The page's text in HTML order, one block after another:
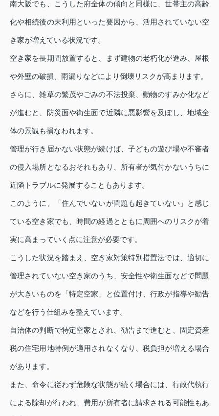
南大阪でも、こうした府全体の傾向と同様に、世帯主の高齢
化や相続後の未利用といった要因から、活用されていない空
き家が増えている状況です。
空き家を長期間放置すると、まず建物の老朽化が進み、屋根
や外壁の破損、雨漏りなどにより倒壊リスクが高まります。
さらに、雑草の繁茂やごみの不法投棄、動物のすみか化など
が進むと、防災面や衛生面で近隣に悪影響を及ぼし、地域全
体の景観も損なわれます。
管理が行き届かない状態が続けば、子どもの遊び場や不審者
の侵入場所となるおそれもあり、所有者が気付かないうちに
近隣トラブルに発展することもあります。
このように、「住んでいないが問題も起きていない」と感じ
ている空き家でも、時間の経過とともに周囲へのリスクが着
実に高まっていく点に注意が必要です。
こうした状況を踏まえ、空き家対策特別措置法では、適切に
管理されていない空き家のうち、安全性や衛生面などで問題
が大きいものを「特定空家」と位置付け、行政が指導や勧告
などを行う仕組みを整えています。
自治体の判断で特定空家とされ、勧告まで進むと、固定資産
税の住宅用地特例が適用されなくなり、税負担が増える場合
があります。
また、命令に従わず危険な状態が続く場合には、行政代執行
による除却が行われ、費用が所有者に請求される可能性もあ